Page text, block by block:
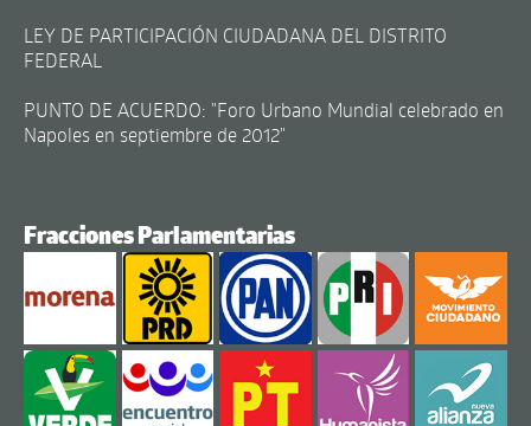
LEY DE PARTICIPACIÓN CIUDADANA DEL DISTRITO
FEDERAL
PUNTO DE ACUERDO: "Foro Urbano Mundial celebrado en
Napoles en septiembre de 2012"
Fracciones Parlamentarias